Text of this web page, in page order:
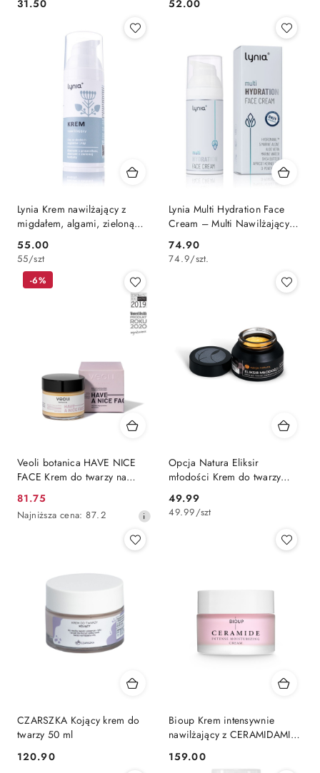
Cena:
31.50 Cena:
52.00
Lynia Krem nawilżający z
migdałem, algami, zieloną
ml
Cena:
55.00
55/szt
Lynia Multi Hydration Face
Cream – Multi Nawilżający
Cena:
74.90
74.9/szt.
Veoli botanica HAVE NICE
FACE Krem do twarzy na
dzień dogłębnie
nawadniający 50 ml
Cena
promocyjna:
81.75
Najniższa
Najniższa cena: 87.2
-6%
Opcja Natura Eliksir
młodości Krem do twarzy
pozbawionej blasku z
koenzymem Q10
Cena:
49.99
49.99/szt
CZARSZKA Kojący krem do
twarzy 50 ml
Cena:
120.90
Bioup Krem intensywnie
nawilżający z CERAMIDAMI
Cena:
159.00